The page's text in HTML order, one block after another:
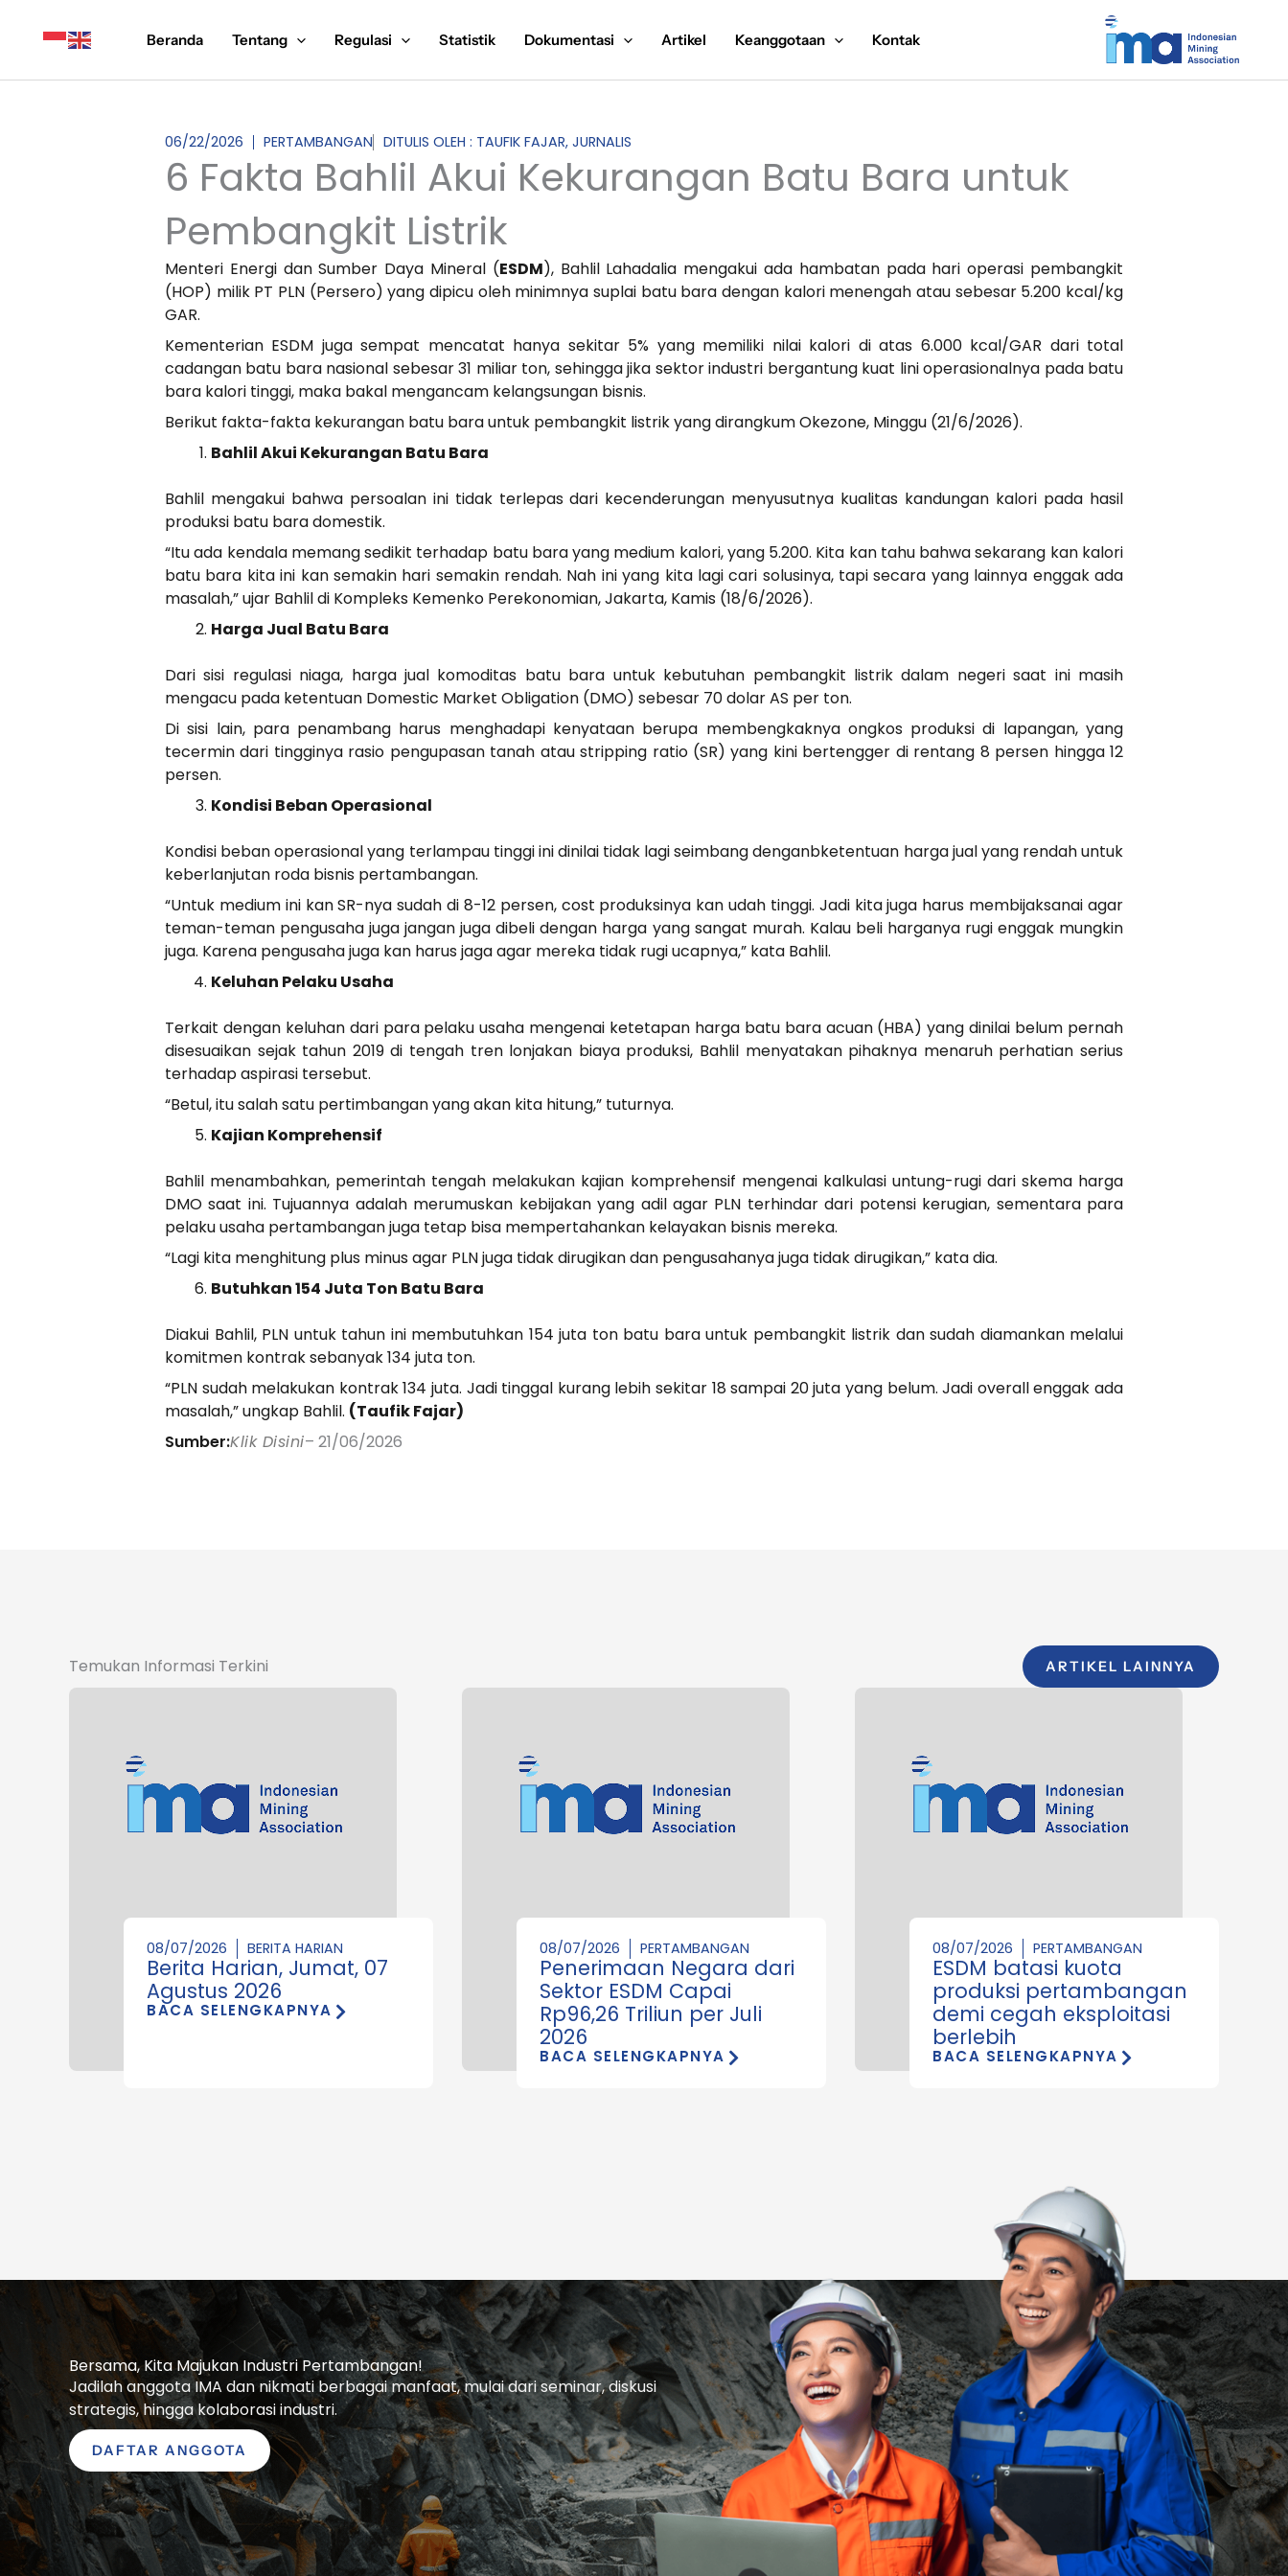
Beranda Tentang Regulasi Statistik Dokumentasi Artikel Keanggotaan Kontak
06/22/2026 PERTAMBANGAN DITULIS OLEH : TAUFIK FAJAR, JURNALIS
6 Fakta Bahlil Akui Kekurangan Batu Bara untuk
Pembangkit Listrik
Menteri Energi dan Sumber Daya Mineral (ESDM), Bahlil Lahadalia mengakui ada hambatan pada hari operasi pembangkit
(HOP) milik PT PLN (Persero) yang dipicu oleh minimnya suplai batu bara dengan kalori menengah atau sebesar 5.200 kcal/kg
GAR.
Kementerian ESDM juga sempat mencatat hanya sekitar 5% yang memiliki nilai kalori di atas 6.000 kcal/GAR dari total
cadangan batu bara nasional sebesar 31 miliar ton, sehingga jika sektor industri bergantung kuat lini operasionalnya pada batu
bara kalori tinggi, maka bakal mengancam kelangsungan bisnis.
Berikut fakta-fakta kekurangan batu bara untuk pembangkit listrik yang dirangkum Okezone, Minggu (21/6/2026).
Bahlil Akui Kekurangan Batu Bara
Bahlil mengakui bahwa persoalan ini tidak terlepas dari kecenderungan menyusutnya kualitas kandungan kalori pada hasil
produksi batu bara domestik.
“Itu ada kendala memang sedikit terhadap batu bara yang medium kalori, yang 5.200. Kita kan tahu bahwa sekarang kan kalori
batu bara kita ini kan semakin hari semakin rendah. Nah ini yang kita lagi cari solusinya, tapi secara yang lainnya enggak ada
masalah,” ujar Bahlil di Kompleks Kemenko Perekonomian, Jakarta, Kamis (18/6/2026).
Harga Jual Batu Bara
Dari sisi regulasi niaga, harga jual komoditas batu bara untuk kebutuhan pembangkit listrik dalam negeri saat ini masih
mengacu pada ketentuan Domestic Market Obligation (DMO) sebesar 70 dolar AS per ton.
Di sisi lain, para penambang harus menghadapi kenyataan berupa membengkaknya ongkos produksi di lapangan, yang
tecermin dari tingginya rasio pengupasan tanah atau stripping ratio (SR) yang kini bertengger di rentang 8 persen hingga 12
persen.
Kondisi Beban Operasional
Kondisi beban operasional yang terlampau tinggi ini dinilai tidak lagi seimbang denganbketentuan harga jual yang rendah untuk
keberlanjutan roda bisnis pertambangan.
“Untuk medium ini kan SR-nya sudah di 8-12 persen, cost produksinya kan udah tinggi. Jadi kita juga harus membijaksanai agar
teman-teman pengusaha juga jangan juga dibeli dengan harga yang sangat murah. Kalau beli harganya rugi enggak mungkin
juga. Karena pengusaha juga kan harus jaga agar mereka tidak rugi ucapnya,” kata Bahlil.
Keluhan Pelaku Usaha
Terkait dengan keluhan dari para pelaku usaha mengenai ketetapan harga batu bara acuan (HBA) yang dinilai belum pernah
disesuaikan sejak tahun 2019 di tengah tren lonjakan biaya produksi, Bahlil menyatakan pihaknya menaruh perhatian serius
terhadap aspirasi tersebut.
“Betul, itu salah satu pertimbangan yang akan kita hitung,” tuturnya.
Kajian Komprehensif
Bahlil menambahkan, pemerintah tengah melakukan kajian komprehensif mengenai kalkulasi untung-rugi dari skema harga
DMO saat ini. Tujuannya adalah merumuskan kebijakan yang adil agar PLN terhindar dari potensi kerugian, sementara para
pelaku usaha pertambangan juga tetap bisa mempertahankan kelayakan bisnis mereka.
“Lagi kita menghitung plus minus agar PLN juga tidak dirugikan dan pengusahanya juga tidak dirugikan,” kata dia.
Butuhkan 154 Juta Ton Batu Bara
Diakui Bahlil, PLN untuk tahun ini membutuhkan 154 juta ton batu bara untuk pembangkit listrik dan sudah diamankan melalui
komitmen kontrak sebanyak 134 juta ton.
“PLN sudah melakukan kontrak 134 juta. Jadi tinggal kurang lebih sekitar 18 sampai 20 juta yang belum. Jadi overall enggak ada
masalah,” ungkap Bahlil. (Taufik Fajar)
Sumber:Klik Disini– 21/06/2026
Temukan Informasi Terkini ARTIKEL LAINNYA
08/07/2026 BERITA HARIAN
Berita Harian, Jumat, 07
Agustus 2026
BACA SELENGKAPNYA
08/07/2026 PERTAMBANGAN
Penerimaan Negara dari
Sektor ESDM Capai
Rp96,26 Triliun per Juli
2026
BACA SELENGKAPNYA
08/07/2026 PERTAMBANGAN
ESDM batasi kuota
produksi pertambangan
demi cegah eksploitasi
berlebih
BACA SELENGKAPNYA
Bersama, Kita Majukan Industri Pertambangan!
Jadilah anggota IMA dan nikmati berbagai manfaat, mulai dari seminar, diskusi
strategis, hingga kolaborasi industri.
DAFTAR ANGGOTA